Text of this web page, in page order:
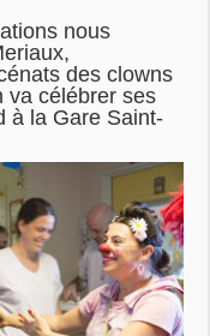
nous
des clowns
va célébrer ses
à la Gare Saint-